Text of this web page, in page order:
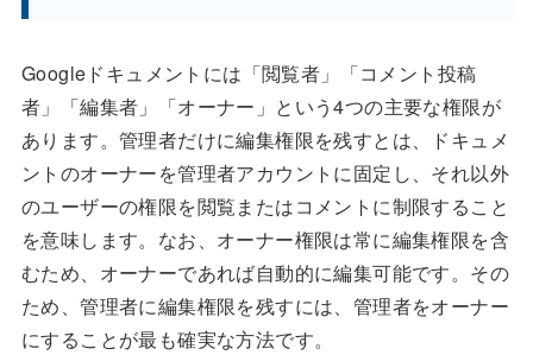
Googleドキュメントには「閲覧者」「コメント投稿
者」「編集者」「オーナー」という4つの主要な権限が
あります。管理者だけに編集権限を残すとは、ドキュメ
ントのオーナーを管理者アカウントに固定し、それ以外
のユーザーの権限を閲覧またはコメントに制限すること
を意味します。なお、オーナー権限は常に編集権限を含
むため、オーナーであれば自動的に編集可能です。その
ため、管理者に編集権限を残すには、管理者をオーナー
にすることが最も確実な方法です。